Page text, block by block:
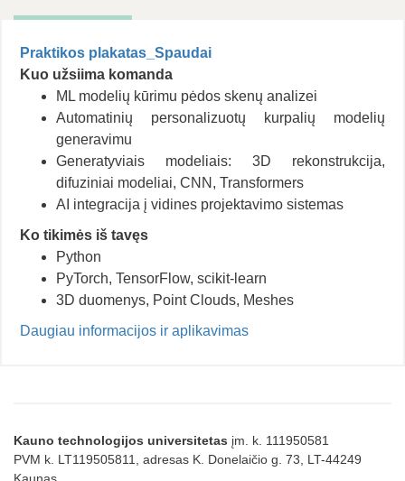
Praktikos plakatas_Spaudai
Kuo užsiima komanda
ML modelių kūrimu pėdos skenų analizei
Automatinių personalizuotų kurpalių modelių
generavimu
Generatyviais modeliais: 3D rekonstrukcija,
difuziniai modeliai, CNN, Transformers
AI integracija į vidines projektavimo sistemas
Ko tikimės iš tavęs
Python
PyTorch, TensorFlow, scikit-learn
3D duomenys, Point Clouds, Meshes
Daugiau informacijos ir aplikavimas
Kauno technologijos universitetas įm. k. 111950581
PVM k. LT119505811, adresas K. Donelaičio g. 73, LT-44249